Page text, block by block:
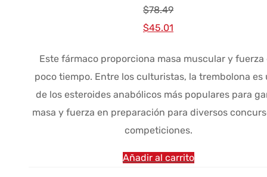
$78.49
El
original
era:
$78.49.
$45.01
actual
es:
$45.01.
Este fármaco proporciona masa muscular y fuerza
poco tiempo. Entre los culturistas, la trembolona es
de los esteroides anabólicos más populares para
masa y fuerza en preparación para diversos
competiciones.
Añadir al carrito